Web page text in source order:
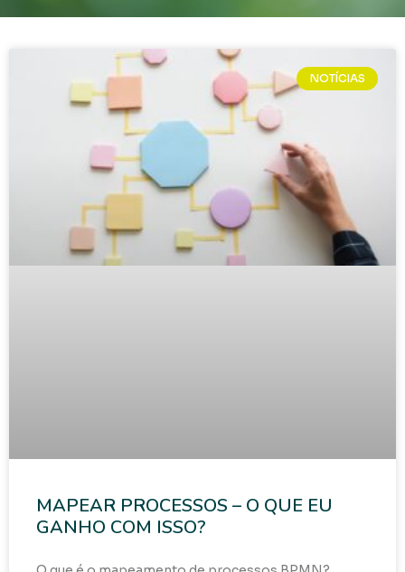
NOTÍCIAS
MAPEAR PROCESSOS – O QUE EU
GANHO COM ISSO?